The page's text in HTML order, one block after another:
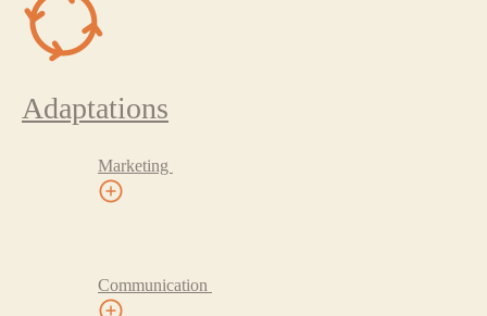
Adaptations
Marketing
Communication